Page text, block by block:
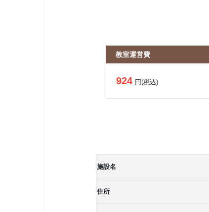
教室運営費
924 円(税込)
施設名
住所